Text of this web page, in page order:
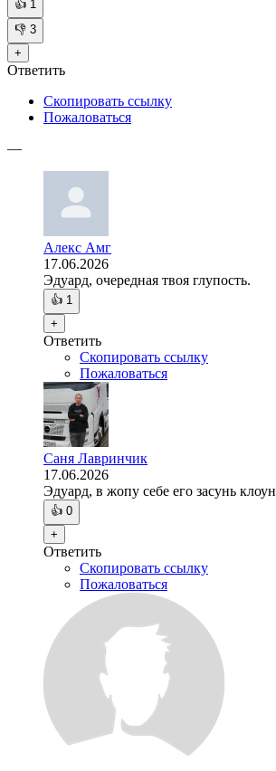
👍 1
👎 3
+
Ответить
Скопировать ссылку
Пожаловаться
—
Алекс Амг
17.06.2026
Эдуард, очередная твоя глупость.
👍 1
+
Ответить
Скопировать ссылку
Пожаловаться
Саня Лавринчик
17.06.2026
Эдуард, в жопу себе его засунь клоун
👍 0
+
Ответить
Скопировать ссылку
Пожаловаться